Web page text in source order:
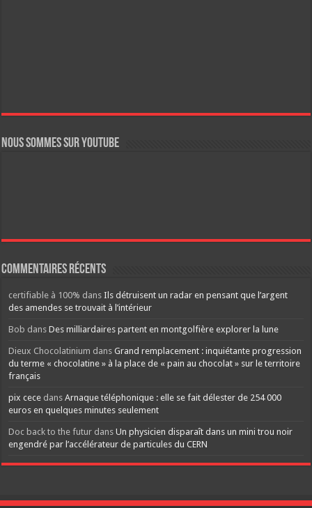
Nous sommes sur YouTube
Commentaires récents
certifiable à 100% dansIls détruisent un radar en pensant que l’argent
des amendes se trouvait à l’intérieur
Bob dansDes milliardaires partent en montgolfière explorer la lune
Dieux Chocolatinium dansGrand remplacement : inquiétante progression
du terme « chocolatine » à la place de « pain au chocolat » sur le territoire
français
pix cece dansArnaque téléphonique : elle se fait délester de 254 000
euros en quelques minutes seulement
Doc back to the futur dansUn physicien disparaît dans un mini trou noir
engendré par l’accélérateur de particules du CERN